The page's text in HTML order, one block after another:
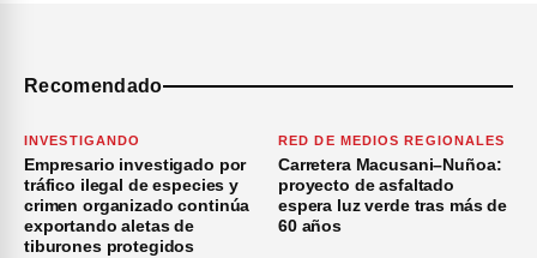
Recomendado
INVESTIGANDO
Empresario investigado por
tráfico ilegal de especies y
crimen organizado continúa
exportando aletas de
tiburones protegidos
RED DE MEDIOS REGIONALES
Carretera Macusani–Nuñoa:
proyecto de asfaltado
espera luz verde tras más de
60 años